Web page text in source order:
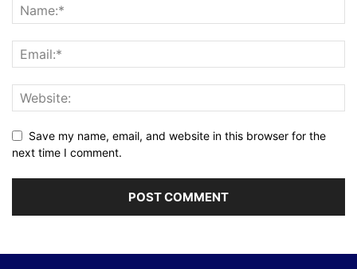
Save my name, email, and website in this browser for the
next time I comment.